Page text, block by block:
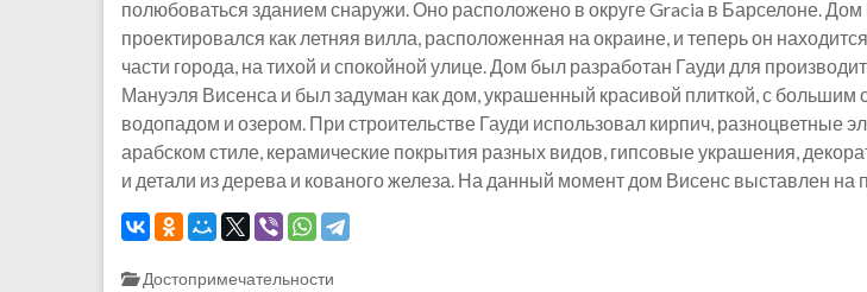
полюбоваться зданием снаружи. Оно расположено в округе Gracia в Барселоне.
проектировался как летняя вилла, расположенная на окраине, и теперь он
части города, на тихой и спокойной улице. Дом был разработан Гауди для
Мануэля Висенса и был задуман как дом, украшенный красивой плиткой, с большим
водопадом и озером. При строительстве Гауди использовал кирпич, разноцветные
арабском стиле, керамические покрытия разных видов, гипсовые украшения,
и детали из дерева и кованого железа. На данный момент дом Висенс выставлен на
Достопримечательности